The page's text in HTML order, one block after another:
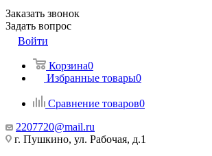
Заказать звонок
Задать вопрос
Войти
Корзина0
Избранные товары0
Сравнение товаров0
2207720@mail.ru
г. Пушкино, ул. Рабочая, д.1